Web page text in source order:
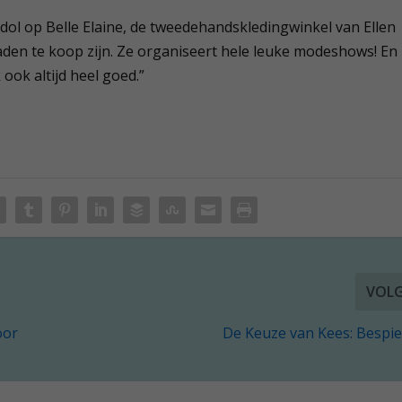
op Belle Elaine, de tweedehandskledingwinkel van Ellen
te koop zijn. Ze organiseert hele leuke modeshows! En
altijd heel goed.”
De Keuze van Kees: